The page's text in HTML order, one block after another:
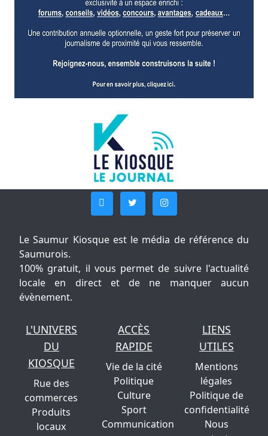
Le Saumur Kiosque est le média de référence du
Saumurois.
100% gratuit, il vous permet de suivre l'actualité
locale en direct et de ne manquer aucun
évènement.
L'UNIVERS
DU
KIOSQUE
Rue des
commerces
Produits
locaux
ACCÈS
RAPIDE
Vie de la cité
Politique
Culture
Sport
Communication
LIENS
UTILES
Mentions
légales
Politique de
confidentialité
Nous